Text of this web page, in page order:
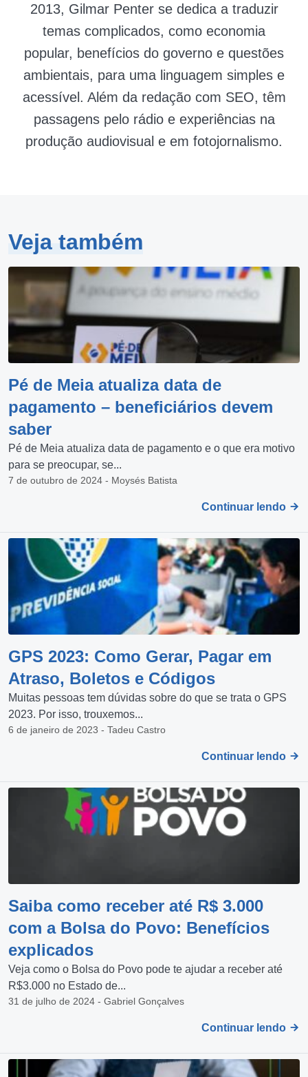
2013, Gilmar Penter se dedica a traduzir
temas complicados, como economia
popular, benefícios do governo e questões
ambientais, para uma linguagem simples e
acessível. Além da redação com SEO, têm
passagens pelo rádio e experiências na
produção audiovisual e em fotojornalismo.
Veja também
Pé de Meia atualiza data de
pagamento – beneficiários devem
saber
Pé de Meia atualiza data de pagamento e o que era motivo
para se preocupar, se...
7 de outubro de 2024 - Moysés Batista
Continuar lendo
GPS 2023: Como Gerar, Pagar em
Atraso, Boletos e Códigos
Muitas pessoas tem dúvidas sobre do que se trata o GPS
2023. Por isso, trouxemos...
6 de janeiro de 2023 - Tadeu Castro
Continuar lendo
Saiba como receber até R$ 3.000
com a Bolsa do Povo: Benefícios
explicados
Veja como o Bolsa do Povo pode te ajudar a receber até
R$3.000 no Estado de...
31 de julho de 2024 - Gabriel Gonçalves
Continuar lendo